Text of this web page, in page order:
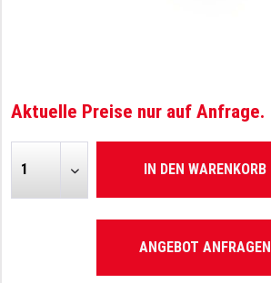
Aktuelle Preise nur auf Anfrage.
IN DEN WARENKORB
ANGEBOT ANFRAGEN